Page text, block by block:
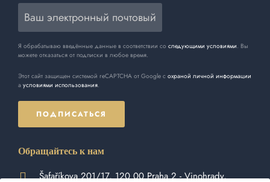
Я обрабатываю введённые данные в соответствии со следующими условиями. Вы
можете отказаться от подписки в любое время.
Этот сайт защищен системой reCAPTCHA от Google с охраной личной информации
a условиями использования.
ПОДПИСАТЬСЯ
Обращайтесь к нам
Šafaříkova 201/17, 120 00 Praha 2 - Vinohrady,